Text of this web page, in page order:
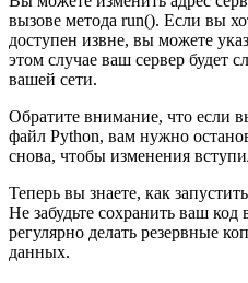
вызове метода run(). Если вы
доступен извне, вы можете
этом случае ваш сервер будет
вашей сети.
Обратите внимание, что если
файл Python, вам нужно
снова, чтобы изменения
Теперь вы знаете, как
Не забудьте сохранить ваш код
регулярно делать резервные
данных.